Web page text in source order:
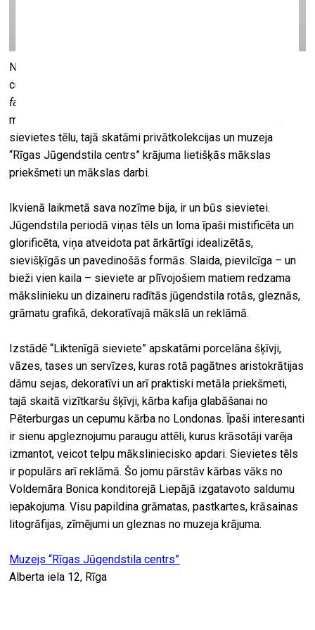
No 5. aprīļa līdz 26. maijam muzejā “Rīgas Jūgendstila
centrs” būs skatāma izstāde, kura iepazīstina ar
fatale
mākslā. Izstāde rāda idealizēto, skaisto un daudzveidīgo
sievietes tēlu, tajā skatāmi privātkolekcijas un muzeja
“Rīgas Jūgendstila centrs” krājuma lietišķās mākslas
priekšmeti un mākslas darbi.
Ikvienā laikmetā sava nozīme bija, ir un būs sievietei.
Jūgendstila periodā viņas tēls un loma īpaši mistificēta un
glorificēta, viņa atveidota pat ārkārtīgi idealizētās,
sievišķīgās un pavedinošās formās. Slaida, pievilcīga – un
bieži vien kaila – sieviete ar plīvojošiem matiem redzama
mākslinieku un dizaineru radītās jūgendstila rotās, gleznās,
grāmatu grafikā, dekoratīvajā mākslā un reklāmā.
Izstādē “Liktenīgā sieviete” apskatāmi porcelāna šķīvji,
vāzes, tases un servīzes, kuras rotā pagātnes aristokrātijas
dāmu sejas, dekoratīvi un arī praktiski metāla priekšmeti,
tajā skaitā vizītkaršu šķīvji, kārba kafija glabāšanai no
Pēterburgas un cepumu kārba no Londonas. Īpaši interesanti
ir sienu apgleznojumu paraugu attēli, kurus krāsotāji varēja
izmantot, veicot telpu māksliniecisko apdari. Sievietes tēls
ir populārs arī reklāmā. Šo jomu pārstāv kārbas vāks no
Voldemāra Bonica konditorejā Liepājā izgatavoto saldumu
iepakojuma. Visu papildina grāmatas, pastkartes, krāsainas
litogrāfijas, zīmējumi un gleznas no muzeja krājuma.
Muzejs “Rīgas Jūgendstila centrs”
Alberta iela 12, Rīga